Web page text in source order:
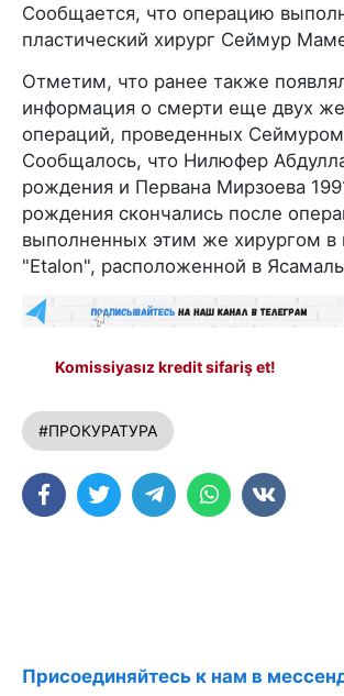
Сообщается, что операцию
пластический хирург Сеймур
Отметим, что ранее также
информация о смерти еще двух
операций, проведенных
Сообщалось, что Нилюфер
рождения и Первана Мирзоева
рождения скончались после
выполненных этим же хирургом в
"Etalon", расположенной в
Komissiyasız kredit sifariş et!
#ПРОКУРАТУРА
Присоединяйтесь к нам в